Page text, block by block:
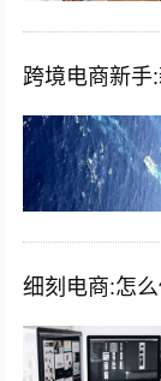
跨境电商新手
细刻电商:怎